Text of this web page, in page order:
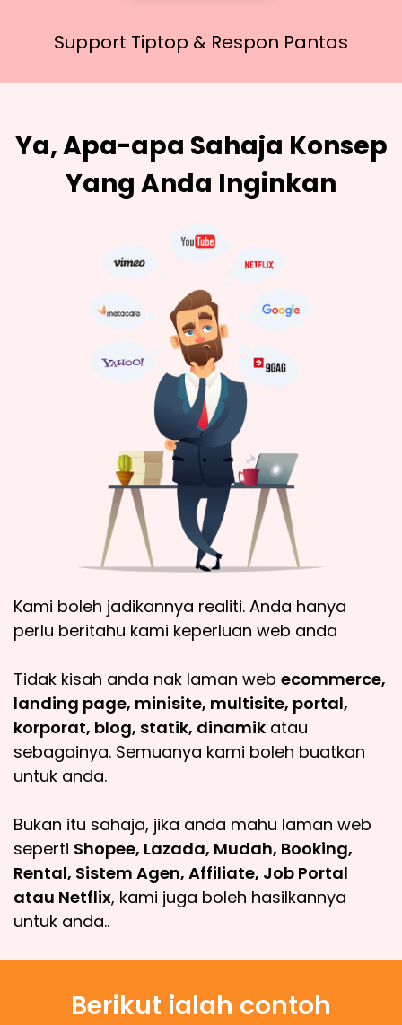
Support Tiptop & Respon Pantas
Ya, Apa-apa Sahaja Konsep
Yang Anda Inginkan
Kami boleh jadikannya realiti. Anda hanya
perlu beritahu kami keperluan web anda
Tidak kisah anda nak laman web ecommerce,
landing page, minisite, multisite, portal,
korporat, blog, statik, dinamik atau
sebagainya. Semuanya kami boleh buatkan
untuk anda.
Bukan itu sahaja, jika anda mahu laman web
seperti Shopee, Lazada, Mudah, Booking,
Rental, Sistem Agen, Affiliate, Job Portal
atau Netflix, kami juga boleh hasilkannya
untuk anda..
Berikut ialah contoh